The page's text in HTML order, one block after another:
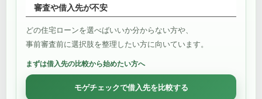
審査や借入先が不安
どの住宅ローンを選べばいいか分からない方や、
事前審査前に選択肢を整理したい方に向いています。
まずは借入先の比較から始めたい方へ
モゲチェックで借入先を比較する